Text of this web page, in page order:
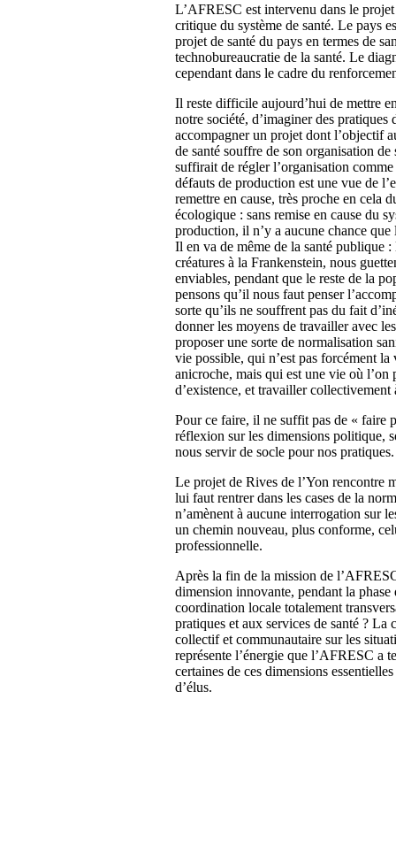
L’AFRESC est intervenu dans le
critique du système de santé. Le pays
projet de santé du pays en termes de
technobureaucratie de la santé. Le
cependant dans le cadre du
Il reste difficile aujourd’hui de mettre
notre société, d’imaginer des
accompagner un projet dont l’objectif
de santé souffre de son organisation
suffirait de régler l’organisation
défauts de production est une vue de
remettre en cause, très proche en cela
écologique : sans remise en cause du
production, il n’y a aucune chance
Il en va de même de la santé publique
créatures à la Frankenstein, nous
enviables, pendant que le reste de la
pensons qu’il nous faut penser
sorte qu’ils ne souffrent pas du fait
donner les moyens de travailler avec
proposer une sorte de normalisation
vie possible, qui n’est pas forcément
anicroche, mais qui est une vie où l’on
d’existence, et travailler
Pour ce faire, il ne suffit pas de « faire
réflexion sur les dimensions politique,
nous servir de socle pour nos pratiques.
Le projet de Rives de l’Yon rencontre
lui faut rentrer dans les cases de la
n’amènent à aucune interrogation sur
un chemin nouveau, plus conforme,
professionnelle.
Après la fin de la mission de
dimension innovante, pendant la
coordination locale totalement
pratiques et aux services de santé ? La
collectif et communautaire sur les
représente l’énergie que l’AFRESC a
certaines de ces dimensions
d’élus.